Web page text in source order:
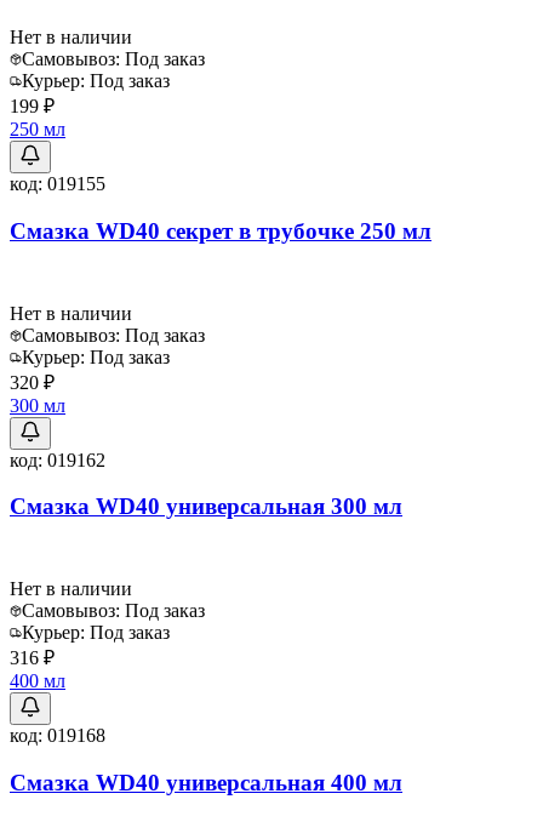
Нет в наличии
Самовывоз: Под заказ
Курьер: Под заказ
199 ₽
250 мл
код: 019155
Смазка WD40 секрет в трубочке 250 мл
Нет в наличии
Самовывоз: Под заказ
Курьер: Под заказ
320 ₽
300 мл
код: 019162
Смазка WD40 универсальная 300 мл
Нет в наличии
Самовывоз: Под заказ
Курьер: Под заказ
316 ₽
400 мл
код: 019168
Смазка WD40 универсальная 400 мл